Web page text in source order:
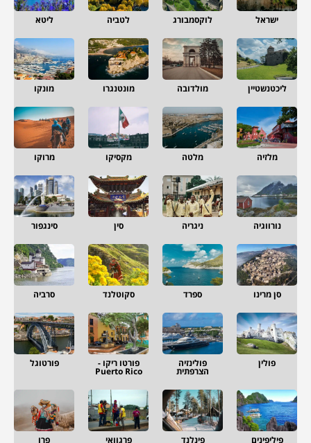
ישראל לוקסמבורג לטביה ליטא
ליכטנשטיין מולדובה מונטנגרו מונקו
מלזיה מלטה מקסיקו מרוקו
נורווגיה ניגריה סין סינגפור
סן מרינו ספרד סקוטלנד סרביה
פולין פולינזיה
הצרפתית
פורטו ריקו -
Puerto Rico
פורטוגל
פיליפינים פינלנד פרגוואי פרו